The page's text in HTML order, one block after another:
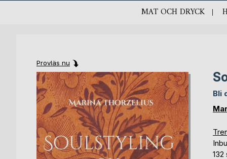
MAT OCH DRYCK
Provläs nu
Skip
to
the
end
of
the
images
gallery
Skip
to
the
beginning
of
the
images
gallery
Bli
132